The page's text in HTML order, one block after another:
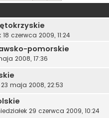
czerwca 2009, 11:24
pomorskie
2008, 17:36
maja 2008, 22:53
29 czerwca 2009, 10:24